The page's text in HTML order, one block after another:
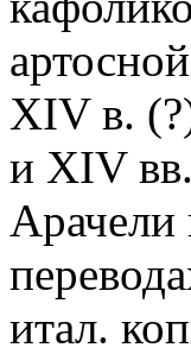
XIV в.
и XIV
Арачели
итал.